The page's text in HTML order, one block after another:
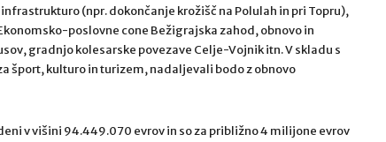
(npr. dokončanje krožišč na Polulah in pri Topru),
poslovne cone Bežigrajska zahod, obnovo in
gradnjo kolesarske povezave Celje-Vojnik itn. V skladu s
šport, kulturo in turizem, nadaljevali bodo z obnovo
v višini 94.449.070 evrov in so za približno 4 milijone evrov